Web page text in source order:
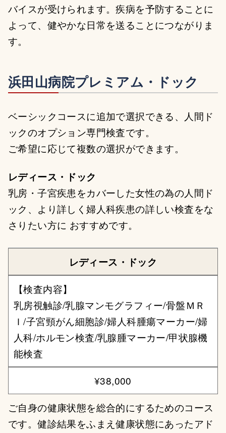
バイスが受けられます。疾病を予防することに
よって、健やかな日常を送ることにつながりま
す。
浜田山病院プレミアム・ドック
ベーシックコースに追加で選択できる、人間ド
ックのオプション専門検査です。
ご希望に応じて複数の選択ができます。
レディース・ドック
乳房・子宮疾患をカバーした女性の為の人間ド
ック、より詳しく婦人科疾患の詳しい検査をな
さりたい方に おすすめです。
レディース・ドック
【検査内容】
乳房視触診/乳腺マンモグラフィー/骨盤ＭＲ
Ｉ/子宮頸がん細胞診/婦人科腫瘍マーカー/婦
人科/ホルモン検査/乳腺腫マーカー/甲状腺機
能検査
¥38,000
ご自身の健康状態を総合的にするためのコース
です。健診結果をふまえ健康状態にあったアド